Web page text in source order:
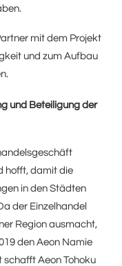
mit dem Projekt
und zum Aufbau
und Beteiligung der
hofft, damit die
in den Städten
der Einzelhandel
Region ausmacht,
den Aeon Namie
schafft Aeon Tohoku